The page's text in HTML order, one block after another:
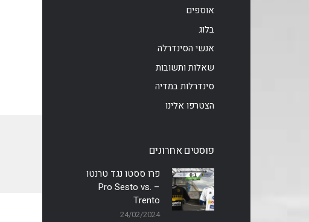
אוספים
בלוג
אנשי הסינדרלה
שאלות ותשובות
סינדרלות במדיה
הצטרפו אלינו
פוסטים אחרונים
פרו ססטו נגד טרנטו
– Pro Sesto vs.
Trento
24/02/2024